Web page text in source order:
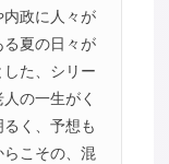
政に人々が
夏の日々が
た、シリー
の一生がく
く、予想も
こその、混